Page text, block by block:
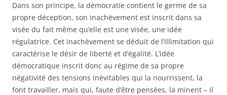
Dans son principe, la démocratie contient le germe de sa
propre déception, son inachèvement est inscrit dans sa
visée du fait même qu’elle est une visée, une idée
régulatrice. Cet inachèvement se déduit de l’illimitation qui
caractérise le désir de liberté et d’égalité. L’idée
démocratique inscrit donc au régime de sa propre
négativité des tensions inévitables qui la nourrissent, la
font travailler, mais qui, faute d’être pensées, la minent – il